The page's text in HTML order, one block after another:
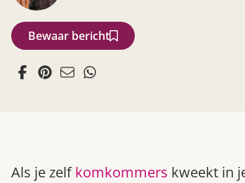
Bewaar bericht
Als je zelfkomkommers kweekt in